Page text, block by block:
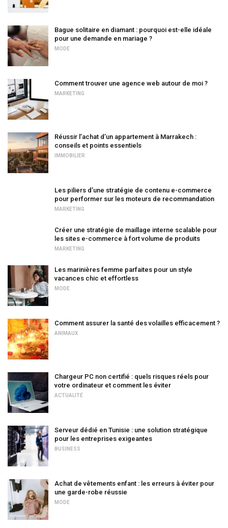
Bague solitaire en diamant : pourquoi est-elle idéale
pour une demande en mariage ?
MODE
Comment trouver une agence web autour de moi ?
MARKETING
Réussir l’achat d’un appartement à Marrakech :
conseils et points essentiels
IMMOBILIER
Les piliers d’une stratégie de contenu e-commerce
pour performer sur les moteurs de recommandation
MARKETING
Créer une stratégie de maillage interne scalable pour
les sites e-commerce à fort volume de produits
MARKETING
Les marinières femme parfaites pour un style
vacances chic et effortless
MODE
Comment assurer la santé des volailles efficacement ?
ANIMAUX
Chargeur PC non certifié : quels risques réels pour
votre ordinateur et comment les éviter
ACTUALITÉ
Serveur dédié en Tunisie : une solution stratégique
pour les entreprises exigeantes
BUSINESS
Achat de vêtements enfant : les erreurs à éviter pour
une garde-robe réussie
MODE